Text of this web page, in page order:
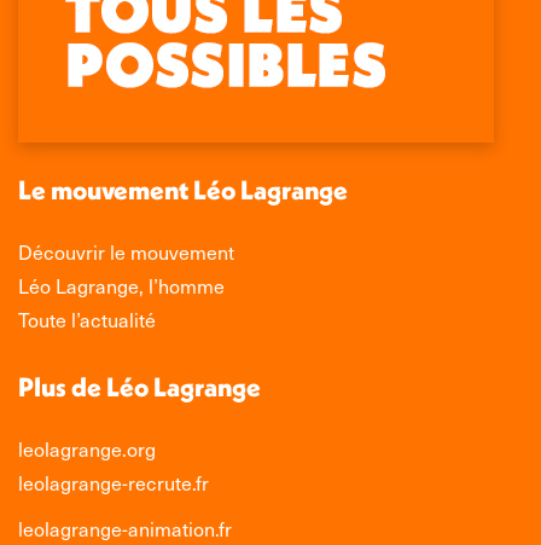
Facebook
s'ouvre
une
fenêtre
page
X
s'ouvre
une
fenêtre
page
LinkedIn
s'ouvre
une
fenêtre
page
Instagram
s'ouvre
une
nouvelle
fenêtre
Le mouvement Léo Lagrange
Découvrir le mouvement
Léo Lagrange, l’homme
Toute l’actualité
Plus de Léo Lagrange
leolagrange.org
leolagrange-recrute.fr
leolagrange-animation.fr